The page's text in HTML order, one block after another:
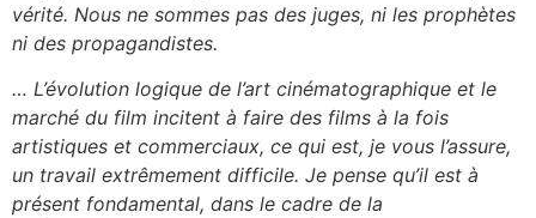
vérité. Nous ne sommes pas des juges, ni les prophètes
ni des propagandistes.
… L’évolution logique de l’art cinématographique et le
marché du film incitent à faire des films à la fois
artistiques et commerciaux, ce qui est, je vous l’assure,
un travail extrêmement difficile. Je pense qu’il est à
présent fondamental, dans le cadre de la